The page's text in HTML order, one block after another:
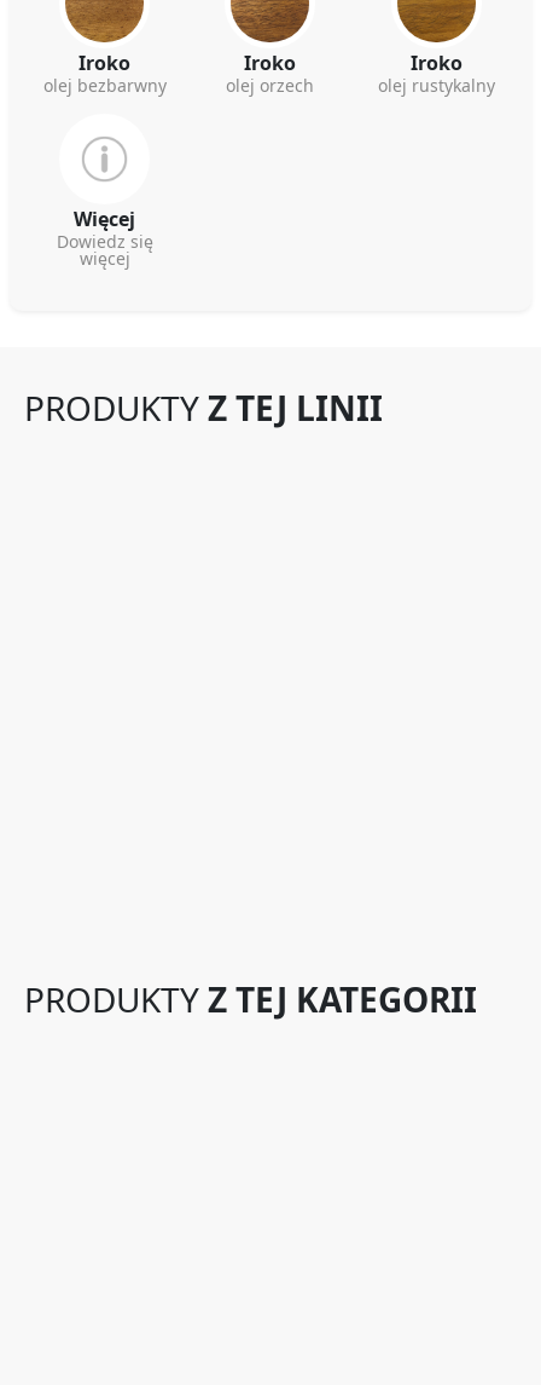
Iroko
olej bezbarwny
Iroko
olej orzech
Iroko
olej rustykalny
Więcej
Dowiedz się
więcej
PRODUKTYZ TEJ LINII
PRODUKTYZ TEJ KATEGORII